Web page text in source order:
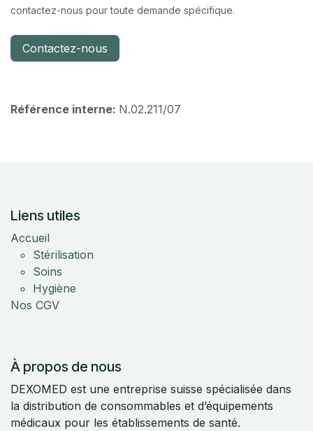
contactez-nous pour toute demande spécifique.
Contactez-nous
Référence interne: N.02.211/07
Liens utiles
Accueil
Stérilisation
Soins
Hygiène
Nos CGV
À propos de nous
DEXOMED est une entreprise suisse spécialisée dans
la distribution de consommables et d’équipements
médicaux pour les établissements de santé.